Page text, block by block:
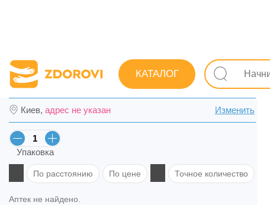
КАТАЛОГ
Поиск лекарств Лекарства Опорно-двигательная
Мовиксикам ОДТ табл. дисперг. 15 мг №20
Киев, адрес не указан Изменить
Упаковка
По расстоянию По цене Точное количество
Аптек не найдено.